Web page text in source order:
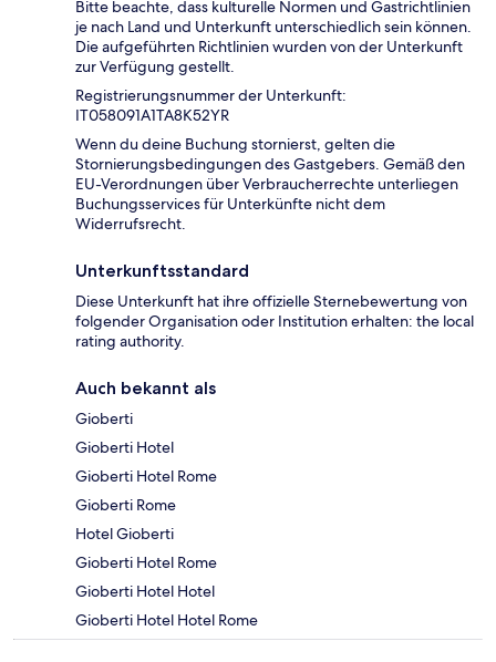
Bitte beachte, dass kulturelle Normen und Gastrichtlinien
je nach Land und Unterkunft unterschiedlich sein können.
Die aufgeführten Richtlinien wurden von der Unterkunft
zur Verfügung gestellt.
Registrierungsnummer der Unterkunft:
IT058091A1TA8K52YR
Wenn du deine Buchung stornierst, gelten die
Stornierungsbedingungen des Gastgebers. Gemäß den
EU-Verordnungen über Verbraucherrechte unterliegen
Buchungsservices für Unterkünfte nicht dem
Widerrufsrecht.
Unterkunftsstandard
Diese Unterkunft hat ihre offizielle Sternebewertung von
folgender Organisation oder Institution erhalten: the local
rating authority.
Auch bekannt als
Gioberti
Gioberti Hotel
Gioberti Hotel Rome
Gioberti Rome
Hotel Gioberti
Gioberti Hotel Rome
Gioberti Hotel Hotel
Gioberti Hotel Hotel Rome